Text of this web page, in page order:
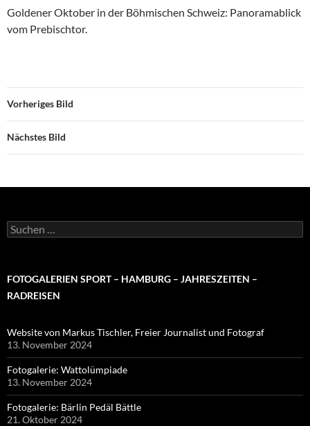
Goldener Oktober in der Böhmischen Schweiz: Panoramablick
vom Prebischtor.
Vorheriges Bild
Nächstes Bild
Suchen
nach:
FOTOGALERIEN SPORT – HAMBURG – JAHRESZEITEN –
RADREISEN
Website von Markus Tischler, Freier Journalist und Fotograf
13. November 2024
Fotogalerie: Wattolümpiade
13. November 2024
Fotogalerie: Bärlin Pedäl Bättle
21. Oktober 2024